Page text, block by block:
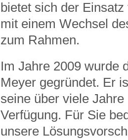
bietet sich der
mit einem Wechsel
zum Rahmen.
Im Jahre 2009 wurde
Meyer gegründet. Er
seine über viele
Verfügung. Für Sie
unsere